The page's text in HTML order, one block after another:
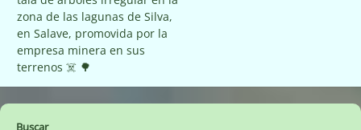
de
entradas
zona de las lagunas de Silva,
en Salave, promovida por la
empresa minera en sus
terrenos ☠️ 🌳
Buscar